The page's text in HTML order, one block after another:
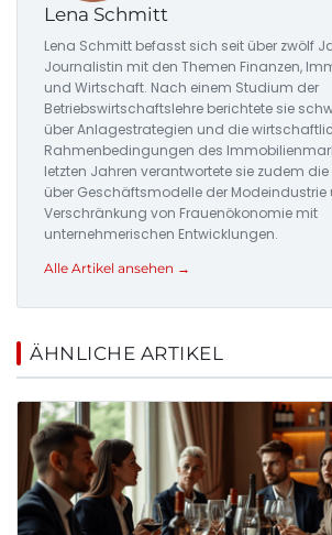
Lena Schmitt
Lena Schmitt befasst sich seit über zwölf
Journalistin mit den Themen Finanzen,
und Wirtschaft. Nach einem Studium der
Betriebswirtschaftslehre berichtete sie
über Anlagestrategien und die
Rahmenbedingungen des
letzten Jahren verantwortete sie zudem
über Geschäftsmodelle der Modeindustrie
Verschränkung von Frauenökonomie mit
unternehmerischen Entwicklungen.
Alle Artikel ansehen →
ÄHNLICHE ARTIKEL